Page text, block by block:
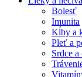
Bolesť
Imunita
Kĺby a
Pleť a
Srdce